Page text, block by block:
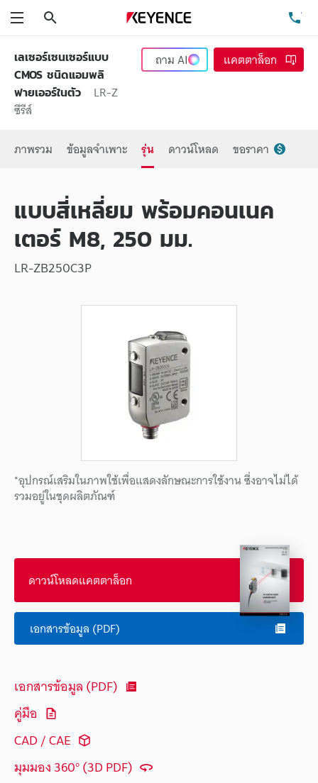
เลเซอร์เซนเซอร์แบบ
CMOS ชนิดแอมพลิ
ฟายเออร์ในตัว
LR-Z
ซีรีส์
ถามAI แคตตาล็อก
ภาพรวม ข้อมูลจำเพาะ รุ่น ดาวน์โหลด ขอราคา
แบบสี่เหลี่ยม พร้อมคอนเนค
เตอร์ M8, 250 มม.
LR-ZB250C3P
*อุปกรณ์เสริมในภาพใช้เพื่อแสดงลักษณะการใช้งาน ซึ่งอาจไม่ได้
รวมอยู่ในชุดผลิตภัณฑ์
ดาวน์โหลดแคตตาล็อก
เอกสารข้อมูล (PDF)
เอกสารข้อมูล (PDF)
คู่มือ
CAD / CAE
มุมมอง 360° (3D PDF)